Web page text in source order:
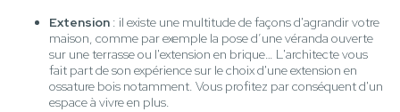
Extension : il existe une multitude de façons d'agrandir votre
maison, comme par exemple la pose d’une véranda ouverte
sur une terrasse ou l'extension en brique… L'architecte vous
fait part de son expérience sur le choix d'une extension en
ossature bois notamment. Vous profitez par conséquent d'un
espace à vivre en plus.